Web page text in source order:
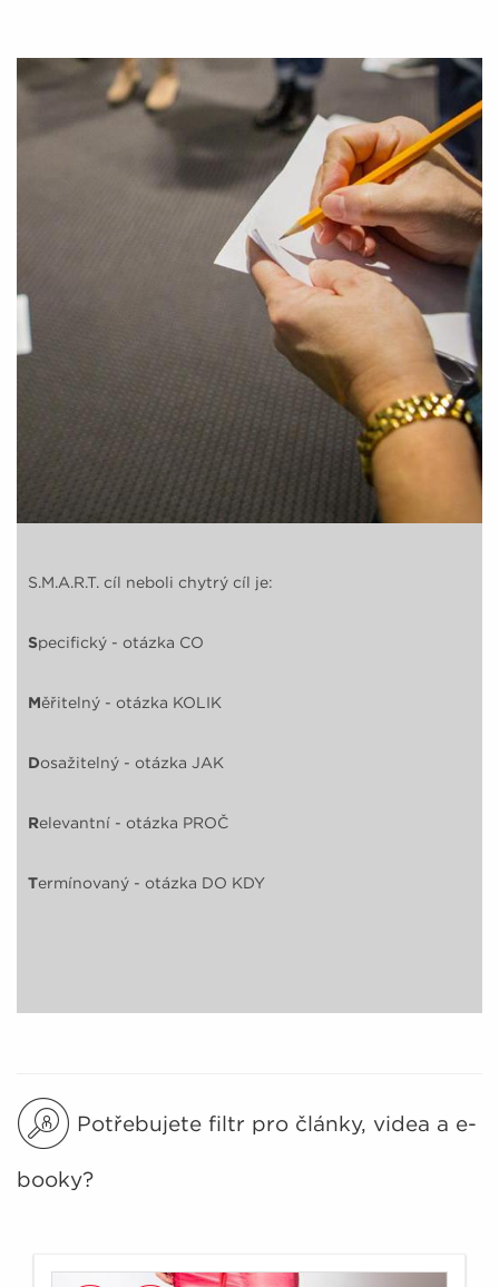
S.M.A.R.T. cíl neboli chytrý cíl je:
Specifický - otázka CO
Měřitelný - otázka KOLIK
Dosažitelný - otázka JAK
Relevantní - otázka PROČ
Termínovaný - otázka DO KDY
Potřebujete filtr pro články, videa a e-
booky?